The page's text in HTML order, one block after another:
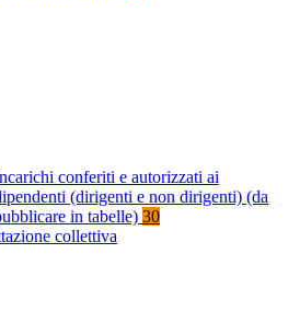
conferiti e autorizzati ai
(dirigenti e non dirigenti) (da
in tabelle) 30
collettiva